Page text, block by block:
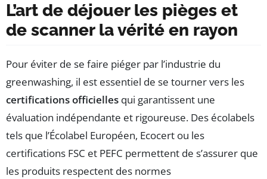
L’art de déjouer les pièges et
de scanner la vérité en rayon
Pour éviter de se faire piéger par l’industrie du
greenwashing, il est essentiel de se tourner vers les
certifications officielles qui garantissent une
évaluation indépendante et rigoureuse. Des écolabels
tels que l’Écolabel Européen, Ecocert ou les
certifications FSC et PEFC permettent de s’assurer que
les produits respectent des normes